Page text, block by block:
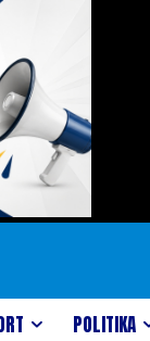
POLITIKA